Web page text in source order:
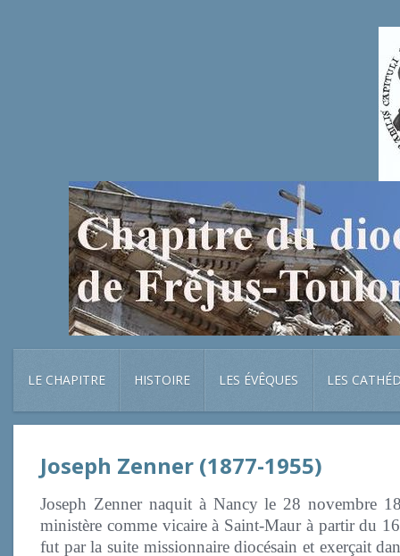
LE CHAPITRE HISTOIRE LES ÉVÊQUES LES
Joseph Zenner (1877-1955)
Joseph Zenner naquit à Nancy le 28 novembre
ministère comme vicaire à Saint-Maur à partir du
fut par la suite missionnaire diocésain et exerçait